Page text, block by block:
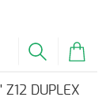
Z12 DUPLEX